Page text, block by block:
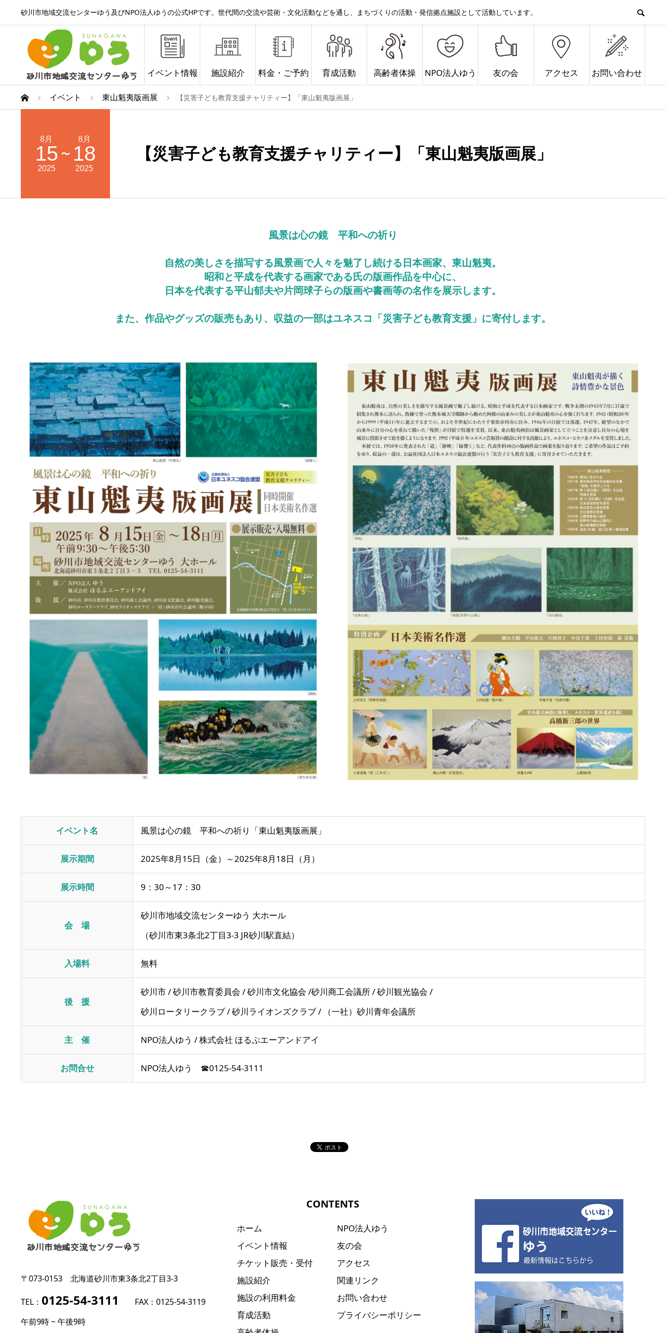
砂川市地域交流センターゆう及びNPO法人ゆうの公式HPです。世代間の交流や芸術・文化活動などを通し、まちづくりの活動・発信拠点施設として活動しています。
イベント情報 施設紹介 料金・ご予約 育成活動 高齢者体操 NPO法人ゆう 友の会 アクセス お問い合わせ
イベント 東山魁夷版画展 【災害子ども教育支援チャリティー】「東山魁夷版画展」
8月
15
2025
〜
8月
18
2025
【災害子ども教育支援チャリティー】「東山魁夷版画展」
風景は心の鏡 平和への祈り
自然の美しさを描写する風景画で人々を魅了し続ける日本画家、東山魁夷。
昭和と平成を代表する画家である氏の版画作品を中心に、
日本を代表する平山郁夫や片岡球子らの版画や書画等の名作を展示します。
また、作品やグッズの販売もあり、収益の一部はユネスコ「災害子ども教育支援」に寄付します。
イベント名 風景は心の鏡 平和への祈り「東山魁夷版画展」
展示期間 2025年8月15日（金）～2025年8月18日（月）
展示時間 9：30～17：30
会 場
砂川市地域交流センターゆう 大ホール
（砂川市東3条北2丁目3-3 JR砂川駅直結）
入場料 無料
後 援
砂川市 / 砂川市教育委員会 / 砂川市文化協会 /砂川商工会議所 / 砂川観光協会 /
砂川ロータリークラブ / 砂川ライオンズクラブ / （一社）砂川青年会議所
主 催 NPO法人ゆう / 株式会社 ほるぷエーアンドアイ
お問合せ NPO法人ゆう ☎0125-54-3111
〒073-0153 北海道砂川市東3条北2丁目3-3
TEL： 0125-54-3111
FAX：0125-54-3119
午前9時 ~ 午後9時
CONTENTS
ホーム
イベント情報
チケット販売・受付
施設紹介
施設の利用料金
育成活動
NPO法人ゆう
友の会
アクセス
関連リンク
お問い合わせ
プライバシーポリシー